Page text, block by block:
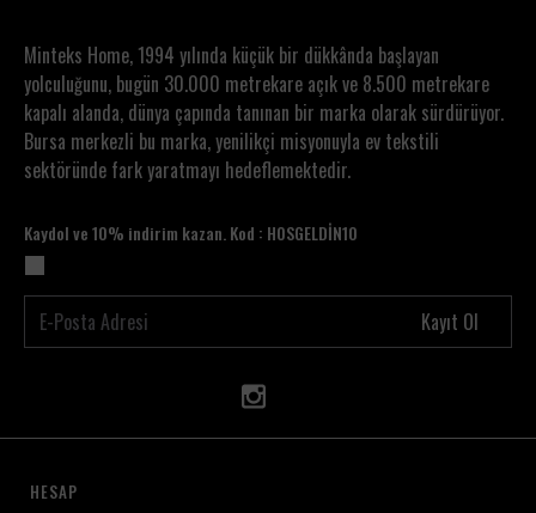
Minteks Home, 1994 yılında küçük bir dükkânda başlayan
yolculuğunu, bugün 30.000 metrekare açık ve 8.500 metrekare
kapalı alanda, dünya çapında tanınan bir marka olarak sürdürüyor.
Bursa merkezli bu marka, yenilikçi misyonuyla ev tekstili
sektöründe fark yaratmayı hedeflemektedir.
Kaydol ve 10% indirim kazan. Kod : HOSGELDİN10
Kayıt Ol
HESAP